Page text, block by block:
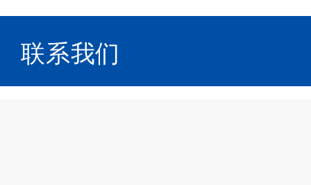
联系我们